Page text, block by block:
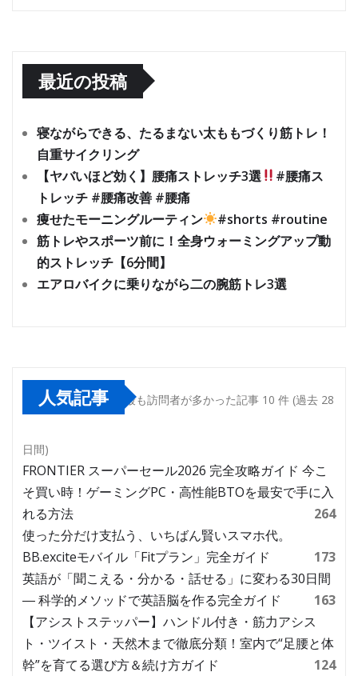
最近の投稿
寝ながらできる、たるまない太ももづくり筋トレ！
自重サイクリング
【ヤバいほど効く】腰痛ストレッチ3選
#腰痛ス
トレッチ #腰痛改善 #腰痛
痩せたモーニングルーティン
#shorts #routine
筋トレやスポーツ前に！全身ウォーミングアップ動
的ストレッチ【6分間】
エアロバイクに乗りながら二の腕筋トレ3選
人気記事 最も訪問者が多かった記事 10 件 (過去 28
日間)
FRONTIER スーパーセール2026 完全攻略ガイド 今こ
そ買い時！ゲーミングPC・高性能BTOを最安で手に入
れる方法
264
使った分だけ支払う、いちばん賢いスマホ代。
BB.exciteモバイル「Fitプラン」完全ガイド
173
英語が「聞こえる・分かる・話せる」に変わる30日間
― 科学的メソッドで英語脳を作る完全ガイド
163
【アシストステッパー】ハンドル付き・筋力アシス
ト・ツイスト・天然木まで徹底分類！室内で“足腰と体
幹”を育てる選び方＆続け方ガイド
124